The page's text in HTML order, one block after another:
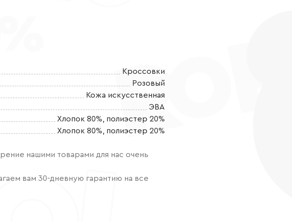
Кроссовки
Розовый
Кожа искусственная
ЭВА
Хлопок 80%, полиэстер 20%
Хлопок 80%, полиэстер 20%
нашими товарами для нас очень
вам 30-дневную гарантию на все